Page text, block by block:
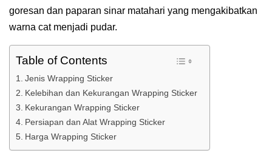
goresan dan paparan sinar matahari yang mengakibatkan
warna cat menjadi pudar.
Table of Contents
Jenis Wrapping Sticker
Kelebihan dan Kekurangan Wrapping Sticker
Kekurangan Wrapping Sticker
Persiapan dan Alat Wrapping Sticker
Harga Wrapping Sticker